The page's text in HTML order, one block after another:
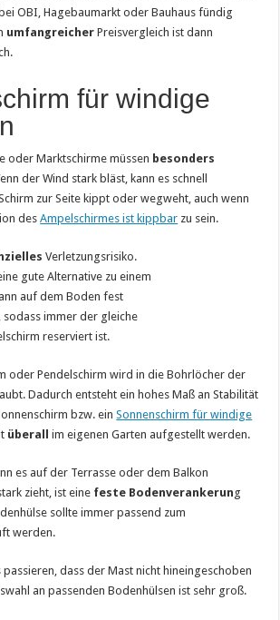
OBI, Hagebaumarkt oder Bauhaus fündig
umfangreicher Preisvergleich ist dann
für windige
oder Marktschirme müssen besonders
der Wind stark bläst, kann es schnell
zur Seite kippt oder wegweht, auch wenn
desAmpelschirmes ist kippbar zu sein.
Verletzungsrisiko.
gute Alternative zu einem
auf dem Boden fest
immer der gleiche
reserviert ist.
oder Pendelschirm wird in die Bohrlöcher der
Dadurch entsteht ein hohes Maß an Stabilität
bzw. einSonnenschirm für windige
überall im eigenen Garten aufgestellt werden.
es auf der Terrasse oder dem Balkon
zieht, ist eine feste Bodenverankerung
sollte immer passend zum
werden.
passieren, dass der Mast nicht hineingeschoben
an passenden Bodenhülsen ist sehr groß.